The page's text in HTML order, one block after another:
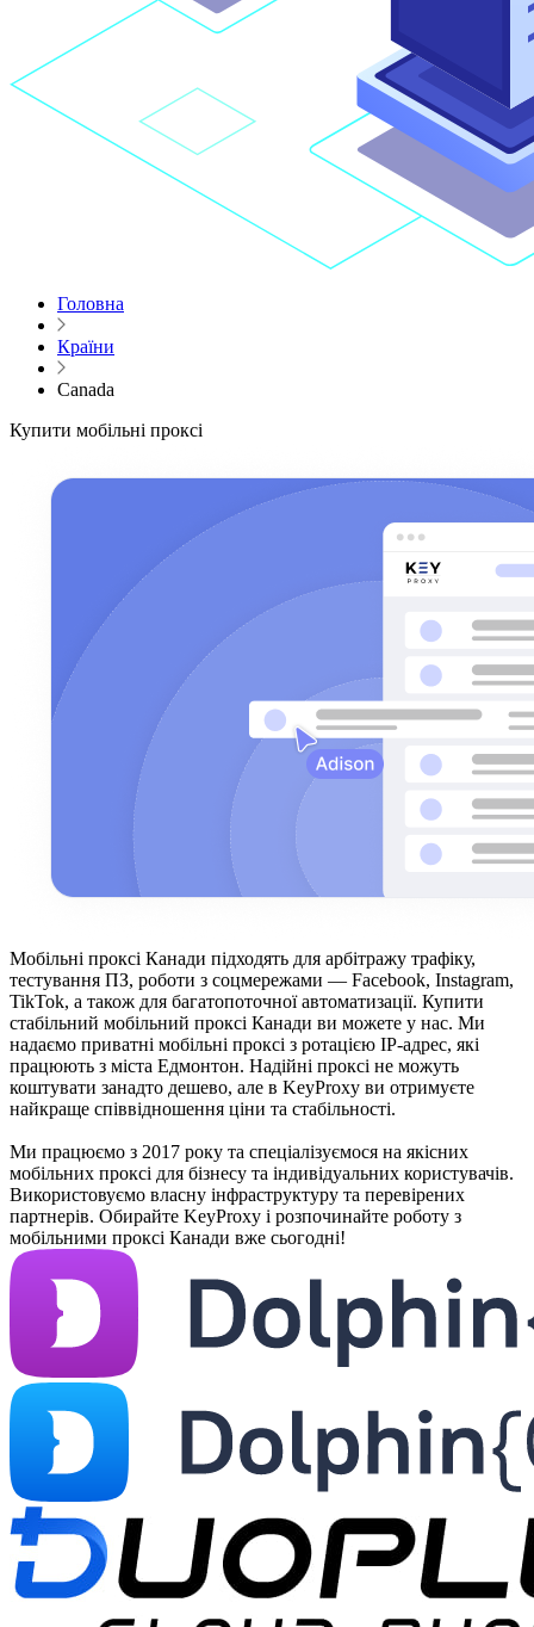
Головна
Країни
Canada
Купити мобільні проксі
Мобільні проксі Канади підходять для арбітражу трафіку,
тестування ПЗ, роботи з соцмережами — Facebook, Instagram,
TikTok, а також для багатопоточної автоматизації. Купити
стабільний мобільний проксі Канади ви можете у нас. Ми
надаємо приватні мобільні проксі з ротацією IP-адрес, які
працюють з міста Едмонтон. Надійні проксі не можуть
коштувати занадто дешево, але в KeyProxy ви отримуєте
найкраще співвідношення ціни та стабільності.
Ми працюємо з 2017 року та спеціалізуємося на якісних
мобільних проксі для бізнесу та індивідуальних користувачів.
Використовуємо власну інфраструктуру та перевірених
партнерів. Обирайте KeyProxy і розпочинайте роботу з
мобільними проксі Канади вже сьогодні!